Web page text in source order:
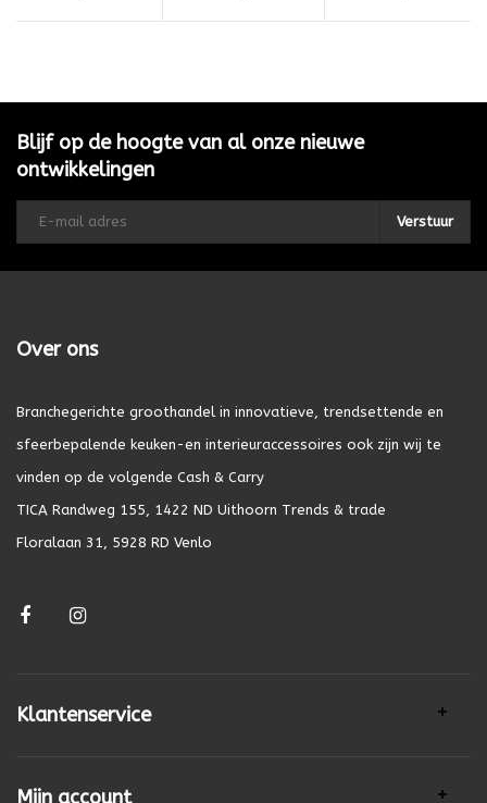
Blijf op de hoogte van al onze nieuwe
ontwikkelingen
Verstuur
Over ons
Branchegerichte groothandel in innovatieve, trendsettende en
sfeerbepalende keuken-en interieuraccessoires ook zijn wij te
vinden op de volgende Cash & Carry
TICA Randweg 155, 1422 ND Uithoorn Trends & trade
Floralaan 31, 5928 RD Venlo
Klantenservice
Mijn account